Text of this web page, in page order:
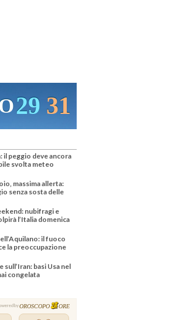
VENEZIA
il peggio deve ancora
svolta meteo
massima allerta:
senza sosta delle
nubifragi e
l’Italia domenica
il fuoco
la preoccupazione
sull’Iran: basi Usa nel
congelata
byOROSCOPO ORE